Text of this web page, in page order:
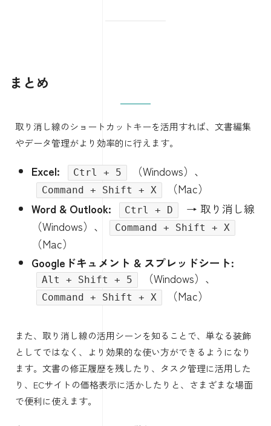
まとめ
取り消し線のショートカットキーを活用すれば、文書編集
やデータ管理がより効率的に行えます。
Excel: Ctrl + 5 （Windows）、
Command + Shift + X
（Mac）
Word & Outlook:
Ctrl + D
→ 取り消し線
（Windows）、
Command + Shift + X
（Mac）
Googleドキュメント & スプレッドシート:
Alt + Shift + 5 （Windows）、
Command + Shift + X （Mac）
また、取り消し線の活用シーンを知ることで、単なる装飾
としてではなく、より効果的な使い方ができるようになり
ます。文書の修正履歴を残したり、タスク管理に活用した
り、ECサイトの価格表示に活かしたりと、さまざまな場面
で便利に使えます。